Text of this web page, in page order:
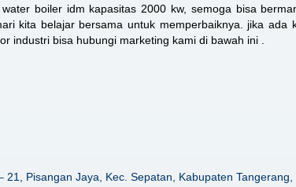
boiler idm kapasitas 2000 kw, semoga bisa
kita belajar bersama untuk memperbaiknya. jika ada
industri bisa hubungi marketing kami di bawah ini .
Pisangan Jaya, Kec. Sepatan, Kabupaten